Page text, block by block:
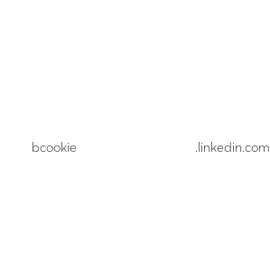
bcookie .linkedin.com